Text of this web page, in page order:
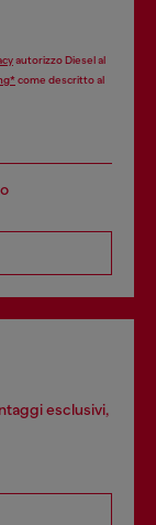
autorizzo Diesel al
come descritto al
esclusivi,